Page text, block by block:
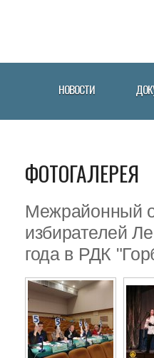
НОВОСТИ
ФОТОГАЛЕРЕЯ
Межрайонный
избирателей
года в РДК